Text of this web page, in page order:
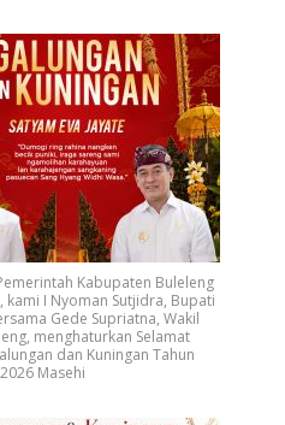
Kabupaten Buleleng
I Nyoman Sutjidra, Bupati
Gede Supriatna, Wakil
menghaturkan Selamat
dan Kuningan Tahun
Masehi